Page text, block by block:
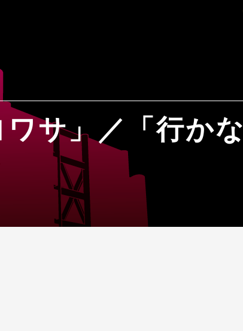
サ」／「行かな